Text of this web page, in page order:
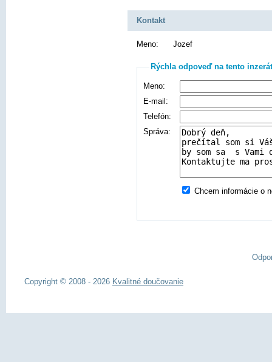
Kontakt
Meno: Jozef
Rýchla odpoveď na tento inzerát
Meno:
E-mail:
Telefón:
Správa:
Chcem informácie o
Copyright © 2008 - 2026 Kvalitné doučovanie